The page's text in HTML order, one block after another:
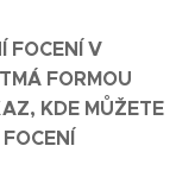
FOCENÍ V
FORMOU
KDE MŮŽETE